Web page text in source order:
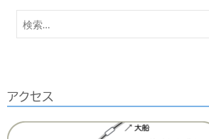
カ
イ
アクセス